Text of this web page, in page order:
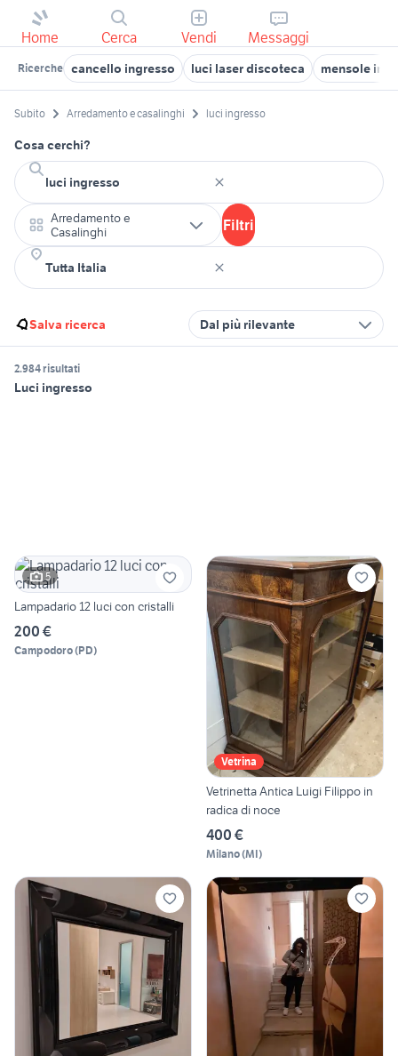
Home Cerca Vendi Messaggi
Ricerche cancello ingresso luci laser discoteca mensole
Subito Arredamento e casalinghi luci ingresso
Cosa cerchi?
Arredamento e
Casalinghi
Filtri
Salva ricerca Dal più rilevante
2.984 risultati
Luci ingresso
5
Lampadario 12 luci con cristalli
200 €
Campodoro(PD)
Vetrina
Vetrinetta Antica Luigi Filippo in
radica di noce
400 €
Milano(MI)